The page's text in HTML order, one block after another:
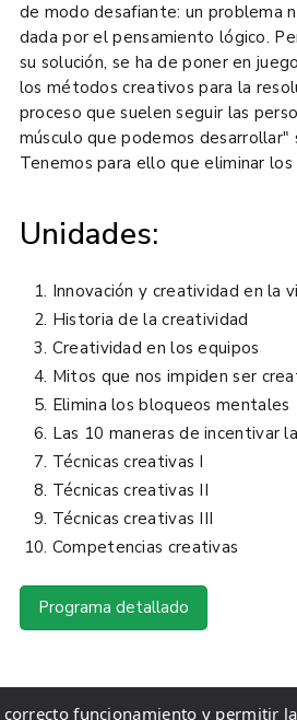
de modo desafiante: un problema
dada por el pensamiento lógico.
su solución, se ha de poner en
los métodos creativos para la
proceso que suelen seguir las
músculo que podemos
Tenemos para ello que eliminar
Unidades:
Innovación y creatividad en la
Historia de la creatividad
Creatividad en los equipos
Mitos que nos impiden ser
Elimina los bloqueos mentales
Las 10 maneras de incentivar
Técnicas creativas I
Técnicas creativas II
Técnicas creativas III
Competencias creativas
Programa detallado
funcionamiento y permitir